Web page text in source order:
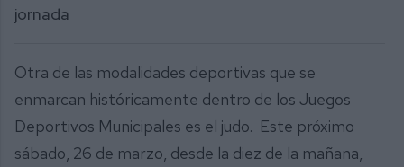
jornada
Otra de las modalidades deportivas que se
enmarcan históricamente dentro de los Juegos
Deportivos Municipales es el judo. Este próximo
sábado, 26 de marzo, desde la diez de la mañana,